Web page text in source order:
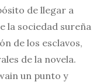
de llegar a
la sociedad sureña
de los esclavos,
de la novela.
un punto y